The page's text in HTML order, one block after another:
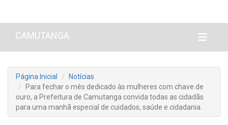
CAMUTANGA
Página Inicial
Notícias
Para fechar o mês dedicado às mulheres com chave de
ouro, a Prefeitura de Camutanga convida todas as cidadãs
para uma manhã especial de cuidados, saúde e cidadania.